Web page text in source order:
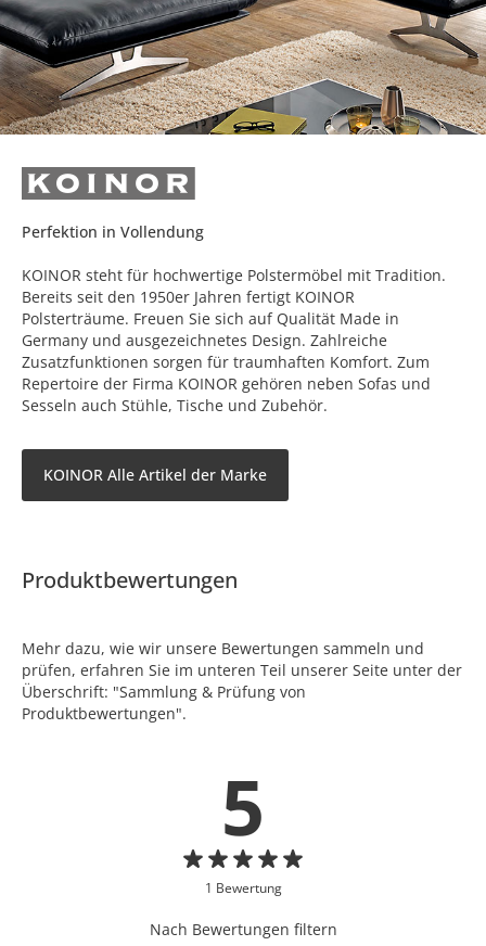
Perfektion in Vollendung
KOINOR steht für hochwertige Polstermöbel mit Tradition.
Bereits seit den 1950er Jahren fertigt KOINOR
Polsterträume. Freuen Sie sich auf Qualität Made in
Germany und ausgezeichnetes Design. Zahlreiche
Zusatzfunktionen sorgen für traumhaften Komfort. Zum
Repertoire der Firma KOINOR gehören neben Sofas und
Sesseln auch Stühle, Tische und Zubehör.
KOINOR Alle Artikel der Marke
Produktbewertungen
Mehr dazu, wie wir unsere Bewertungen sammeln und
prüfen, erfahren Sie im unteren Teil unserer Seite unter der
Überschrift: "Sammlung & Prüfung von
Produktbewertungen".
5
1 Bewertung
Nach Bewertungen filtern